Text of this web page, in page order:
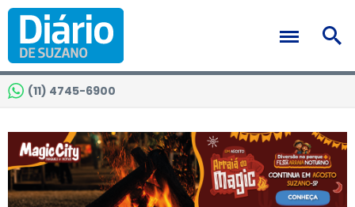
(11) 4745-6900